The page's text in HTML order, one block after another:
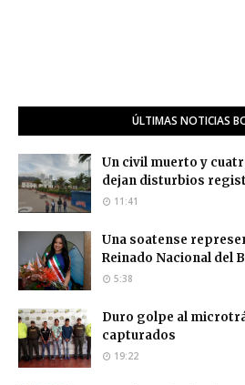
ÚLTIMAS NOTICIAS
Un civil muerto y
dejan disturbios
11:41
Una soatense
Reinado Nacional del
5:38
Duro golpe al
capturados
19:22